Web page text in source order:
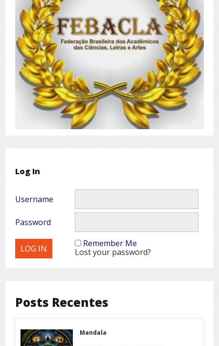
Log In
Username
Password
Remember Me
Lost your password?
Posts Recentes
Mandala